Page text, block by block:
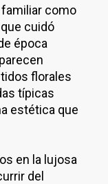
como
cuidó
época
florales
típicas
estética que
en la lujosa
del